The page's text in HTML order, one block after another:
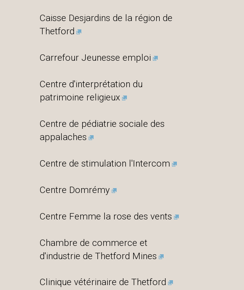
Caisse Desjardins de la région de
Thetford
Carrefour Jeunesse emploi
Centre d'interprétation du
patrimoine religieux
Centre de pédiatrie sociale des
appalaches
Centre de stimulation l'Intercom
Centre Domrémy
Centre Femme la rose des vents
Chambre de commerce et
d'industrie de Thetford Mines
Clinique vétérinaire de Thetford